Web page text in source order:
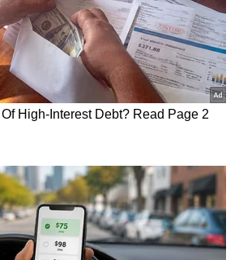
తొలి ఇన్నింగ్స్ ఆధిక్యం దక్కిన
ఫాలోఆన్ ఆడించడానికి
ఆలౌట్ అయిన తర్వాత టీమిండియా
ఆ జట్టుపైన తాము సాధించిన